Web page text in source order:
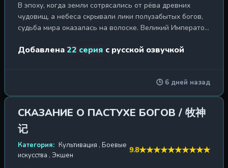
В эпоху, когда земли сотрясались от рёва древних
чудовищ, а небеса скрывали лики полузабытых богов,
судьба мира оказалась на волоске. Великий Император
пал, оставив после себя пустоту, которая мгновенно
Огня и Земли — потомки героев и повелители стихий,
сбросили маски смирения. Их вожди, каждый из
которых обладал силой, способной расколоть горы и
иссушить реки, начали готовиться к смертельной
схватке за опустевший Трон Небожителя. Среди этого
хаоса и бушующей политической интриги, где
предательство ценится дороже верности, а магия
переплетается с грубой военной силой, появляется он
Добавлена 22 серия с русской озвучкой
🕒 6 дней назад
СКАЗАНИЕ О ПАСТУХЕ БОГОВ / 牧神
记
Категория: Культивация , Боевые
искусства , Экшен
9.8★★★★★★★★★★